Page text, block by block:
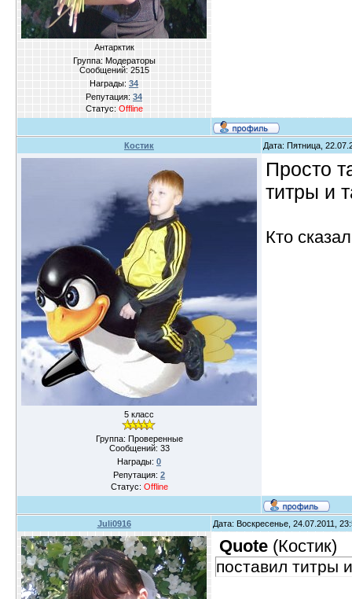
Антарктик
Группа: Модераторы
Сообщений: 2515
Награды: 34
Репутация: 34
Статус: Offline
Костик Дата: Пятница,
5 класс
Группа: Проверенные
Сообщений: 33
Награды: 0
Репутация: 2
Статус: Offline
Просто
титры и
Кто
Juli0916 Дата: Воскресенье, 24.07.2011,
Quote (Костик)
поставил титры